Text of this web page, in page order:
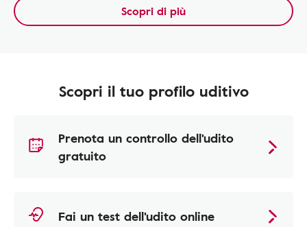
Scopri di più
Scopri il tuo profilo uditivo
Prenota un controllo dell'udito
gratuito
Fai un test dell'udito online